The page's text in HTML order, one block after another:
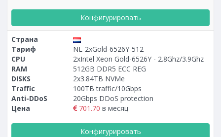
Конфигурировать
Страна
Тариф
NL-2xGold-6526Y-512
CPU
2xIntel Xeon Gold-6526Y - 2.8Ghz/3.9Ghz
RAM
512GB DDR5 ECC REG
DISKS
2x3.84TB NVMe
Traffic
100TB traffic/10Gbps
Anti-DDoS
20Gbps DDoS protection
Цена
701.70 в месяц
Конфигурировать